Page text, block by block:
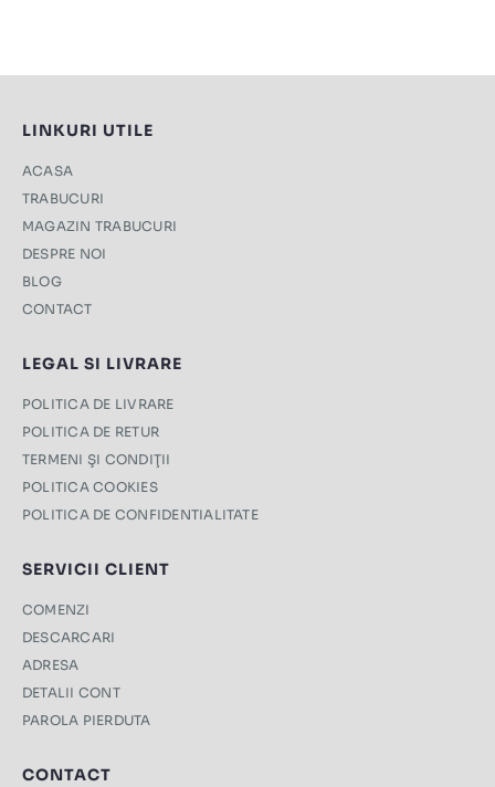
LINKURI UTILE
ACASA
TRABUCURI
MAGAZIN TRABUCURI
DESPRE NOI
BLOG
CONTACT
LEGAL SI LIVRARE
POLITICA DE LIVRARE
POLITICA DE RETUR
TERMENI ŞI CONDIŢII
POLITICA COOKIES
POLITICA DE CONFIDENTIALITATE
SERVICII CLIENT
COMENZI
DESCARCARI
ADRESA
DETALII CONT
PAROLA PIERDUTA
CONTACT